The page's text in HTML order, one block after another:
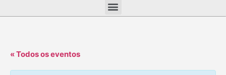
« Todos os eventos